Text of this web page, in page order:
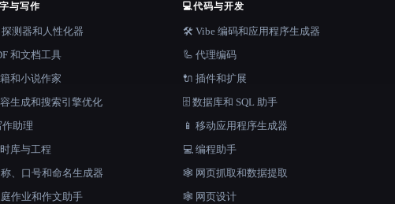
与写作
测器和人性化器
和文档工具
和小说作家
生成和搜索引擎优化
助理
库与工程
、口号和命名生成器
作业和作文助手
💻代码与开发
🛠️ Vibe 编码和应用程序生成器
🦾 代理编码
🔌 插件和扩展
🗄️ 数据库和 SQL 助手
📱 移动应用程序生成器
💻 编程助手
🕸️ 网页抓取和数据提取
🕸 网页设计